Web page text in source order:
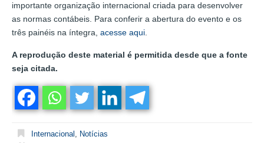
importante organização internacional criada para desenvolver
as normas contábeis. Para conferir a abertura do evento e os
três painéis na íntegra, acesse aqui
A reprodução deste material é permitida desde que a fonte
seja citada.
Internacional , Notícias